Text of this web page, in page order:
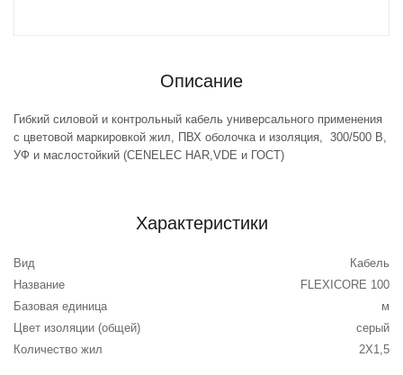
Описание
Гибкий силовой и контрольный кабель универсального применения
с цветовой маркировкой жил, ПВХ оболочка и изоляция, 300/500 В,
УФ и маслостойкий (CENELEC HAR,VDE и ГОСТ)
Характеристики
Вид
Кабель
Название
FLEXICORE 100
Базовая единица
м
Цвет изоляции (общей)
серый
Количество жил
2X1,5